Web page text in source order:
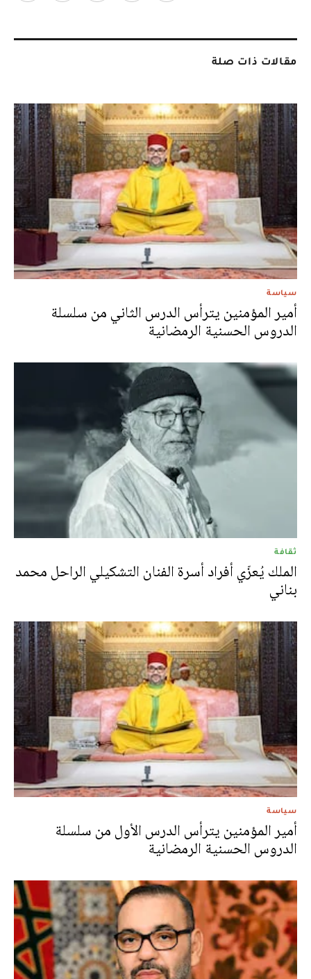
مقالات ذات صلة
سياسة
أمير المؤمنين يترأس الدرس الثاني من سلسلة
الدروس الحسنية الرمضانية
ثقافة
الملك يُعزّي أفراد أسرة الفنان التشكيلي الراحل محمد
بناني
سياسة
أمير المؤمنين يترأس الدرس الأول من سلسلة
الدروس الحسنية الرمضانية